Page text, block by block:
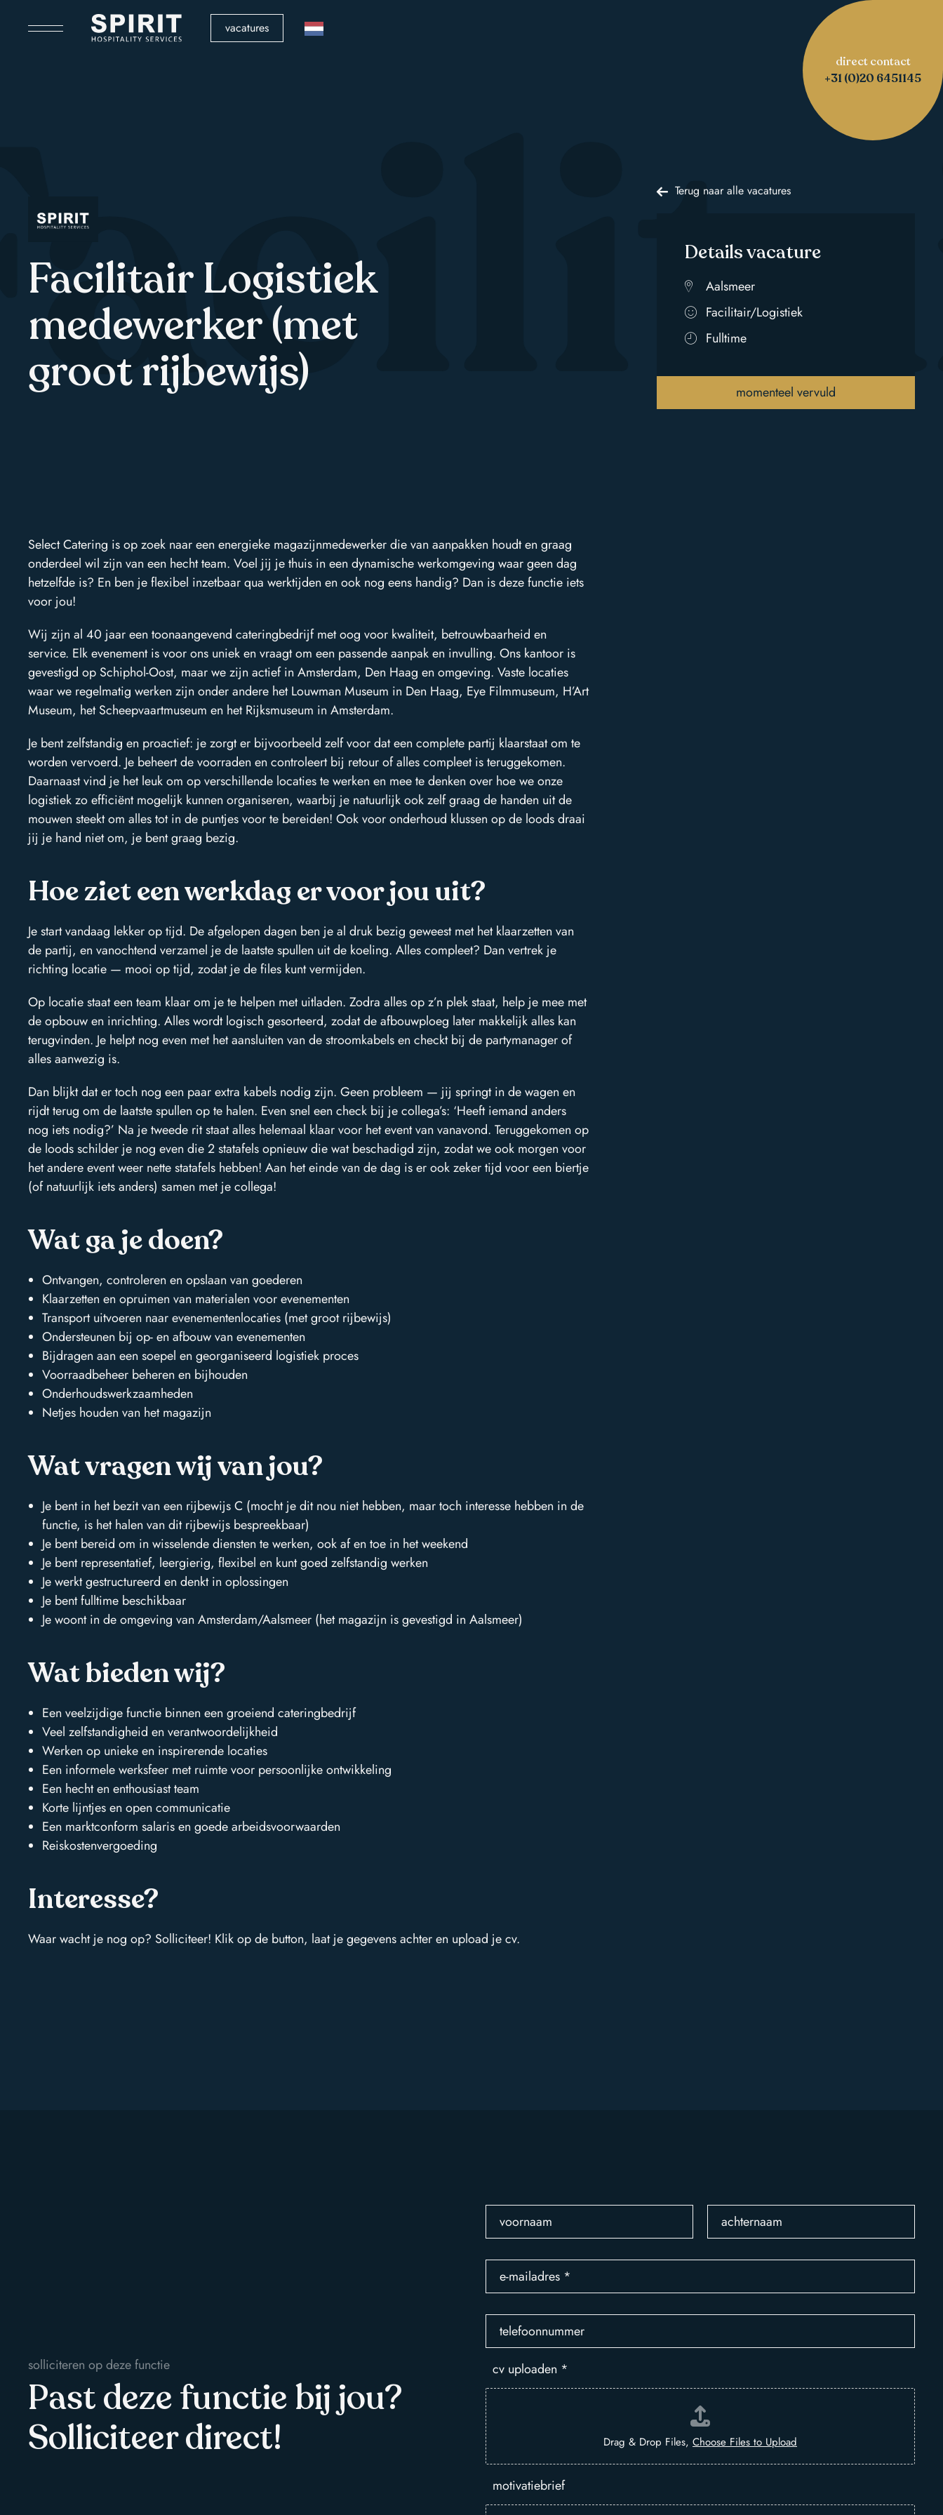
vacatures
direct contact
+31 (0)20 6451145
over ons
services
vacatures
stories
contact
Direct contact
met Spirit
Contactgegevens
Thermiekstraat 30
1117 BC Schiphol-Oost
info@spirithospitality.nl
+31 (0)20 6451145
KVK: 34086546
BTW: NL8116114499B02
Facilitair Logistiek
medewerker (met
groot rijbewijs)
Terug naar alle vacatures
Details vacature
Aalsmeer
Facilitair/Logistiek
Fulltime
momenteel vervuld
Select Catering is op zoek naar een energieke magazijnmedewerker die van aanpakken houdt en graag
onderdeel wil zijn van een hecht team. Voel jij je thuis in een dynamische werkomgeving waar geen dag
hetzelfde is? En ben je flexibel inzetbaar qua werktijden en ook nog eens handig? Dan is deze functie iets
voor jou!
Wij zijn al 40 jaar een toonaangevend cateringbedrijf met oog voor kwaliteit, betrouwbaarheid en
service. Elk evenement is voor ons uniek en vraagt om een passende aanpak en invulling. Ons kantoor is
gevestigd op Schiphol-Oost, maar we zijn actief in Amsterdam, Den Haag en omgeving. Vaste locaties
waar we regelmatig werken zijn onder andere het Louwman Museum in Den Haag, Eye Filmmuseum, H’Art
Museum, het Scheepvaartmuseum en het Rijksmuseum in Amsterdam.
Je bent zelfstandig en proactief: je zorgt er bijvoorbeeld zelf voor dat een complete partij klaarstaat om te
worden vervoerd. Je beheert de voorraden en controleert bij retour of alles compleet is teruggekomen.
Daarnaast vind je het leuk om op verschillende locaties te werken en mee te denken over hoe we onze
logistiek zo efficiënt mogelijk kunnen organiseren, waarbij je natuurlijk ook zelf graag de handen uit de
mouwen steekt om alles tot in de puntjes voor te bereiden! Ook voor onderhoud klussen op de loods draai
jij je hand niet om, je bent graag bezig.
Hoe ziet een werkdag er voor jou uit?
Je start vandaag lekker op tijd. De afgelopen dagen ben je al druk bezig geweest met het klaarzetten van
de partij, en vanochtend verzamel je de laatste spullen uit de koeling. Alles compleet? Dan vertrek je
richting locatie — mooi op tijd, zodat je de files kunt vermijden.
Op locatie staat een team klaar om je te helpen met uitladen. Zodra alles op z’n plek staat, help je mee met
de opbouw en inrichting. Alles wordt logisch gesorteerd, zodat de afbouwploeg later makkelijk alles kan
terugvinden. Je helpt nog even met het aansluiten van de stroomkabels en checkt bij de partymanager of
alles aanwezig is.
Dan blijkt dat er toch nog een paar extra kabels nodig zijn. Geen probleem — jij springt in de wagen en
rijdt terug om de laatste spullen op te halen. Even snel een check bij je collega’s: ‘Heeft iemand anders
nog iets nodig?’ Na je tweede rit staat alles helemaal klaar voor het event van vanavond. Teruggekomen op
de loods schilder je nog even die 2 statafels opnieuw die wat beschadigd zijn, zodat we ook morgen voor
het andere event weer nette statafels hebben! Aan het einde van de dag is er ook zeker tijd voor een biertje
(of natuurlijk iets anders) samen met je collega!
Wat ga je doen?
Ontvangen, controleren en opslaan van goederen
Klaarzetten en opruimen van materialen voor evenementen
Transport uitvoeren naar evenementenlocaties (met groot rijbewijs)
Ondersteunen bij op- en afbouw van evenementen
Bijdragen aan een soepel en georganiseerd logistiek proces
Voorraadbeheer beheren en bijhouden
Onderhoudswerkzaamheden
Netjes houden van het magazijn
Wat vragen wij van jou?
Je bent in het bezit van een rijbewijs C (mocht je dit nou niet hebben, maar toch interesse hebben in de
functie, is het halen van dit rijbewijs bespreekbaar)
Je bent bereid om in wisselende diensten te werken, ook af en toe in het weekend
Je bent representatief, leergierig, flexibel en kunt goed zelfstandig werken
Je werkt gestructureerd en denkt in oplossingen
Je bent fulltime beschikbaar
Je woont in de omgeving van Amsterdam/Aalsmeer (het magazijn is gevestigd in Aalsmeer)
Wat bieden wij?
Een veelzijdige functie binnen een groeiend cateringbedrijf
Veel zelfstandigheid en verantwoordelijkheid
Werken op unieke en inspirerende locaties
Een informele werksfeer met ruimte voor persoonlijke ontwikkeling
Een hecht en enthousiast team
Korte lijntjes en open communicatie
Een marktconform salaris en goede arbeidsvoorwaarden
Reiskostenvergoeding
Interesse?
Waar wacht je nog op? Solliciteer! Klik op de button, laat je gegevens achter en upload je cv.
solliciteren op deze functie
Past deze functie bij jou?
Solliciteer direct!
voornaam achternaam
e-mailadres *
telefoonnummer
cv uploaden *
Drag & Drop Files, Choose Files to Upload
motivatiebrief